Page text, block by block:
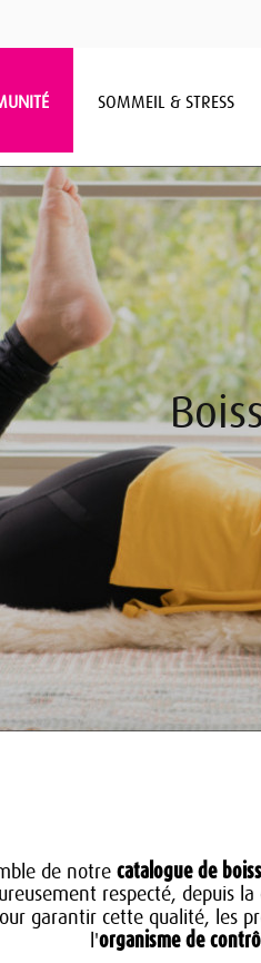
SOMMEIL & STRESS
de notre catalogue de
respecté, depuis
garantir cette qualité, les
l'organisme de